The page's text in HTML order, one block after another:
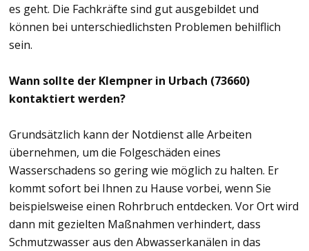
es geht. Die Fachkräfte sind gut ausgebildet und
können bei unterschiedlichsten Problemen behilflich
sein.
Wann sollte der Klempner in Urbach (73660)
kontaktiert werden?
Grundsätzlich kann der Notdienst alle Arbeiten
übernehmen, um die Folgeschäden eines
Wasserschadens so gering wie möglich zu halten. Er
kommt sofort bei Ihnen zu Hause vorbei, wenn Sie
beispielsweise einen Rohrbruch entdecken. Vor Ort wird
dann mit gezielten Maßnahmen verhindert, dass
Schmutzwasser aus den Abwasserkanälen in das